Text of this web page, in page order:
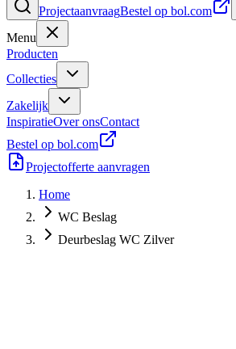
ProjectaanvraagBestel op bol.com
Menu
Producten
Collecties
Zakelijk
InspiratieOver onsContact
Bestel op bol.com
Projectofferte aanvragen
Home
WC Beslag
Deurbeslag WC Zilver